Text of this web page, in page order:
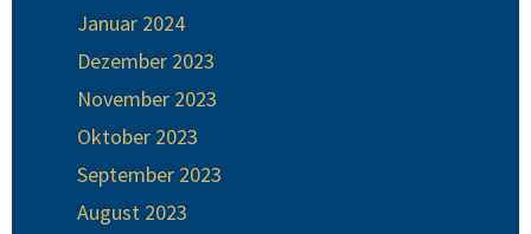
Januar 2024
Dezember 2023
November 2023
Oktober 2023
September 2023
August 2023